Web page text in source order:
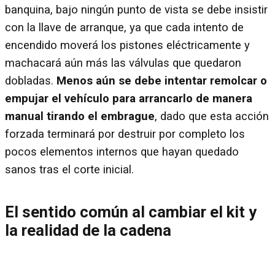
banquina, bajo ningún punto de vista se debe insistir
con la llave de arranque, ya que cada intento de
encendido moverá los pistones eléctricamente y
machacará aún más las válvulas que quedaron
dobladas. Menos aún se debe intentar remolcar o
empujar el vehículo para arrancarlo de manera
manual tirando el embrague, dado que esta acción
forzada terminará por destruir por completo los
pocos elementos internos que hayan quedado
sanos tras el corte inicial.
El sentido común al cambiar el kit y
la realidad de la cadena